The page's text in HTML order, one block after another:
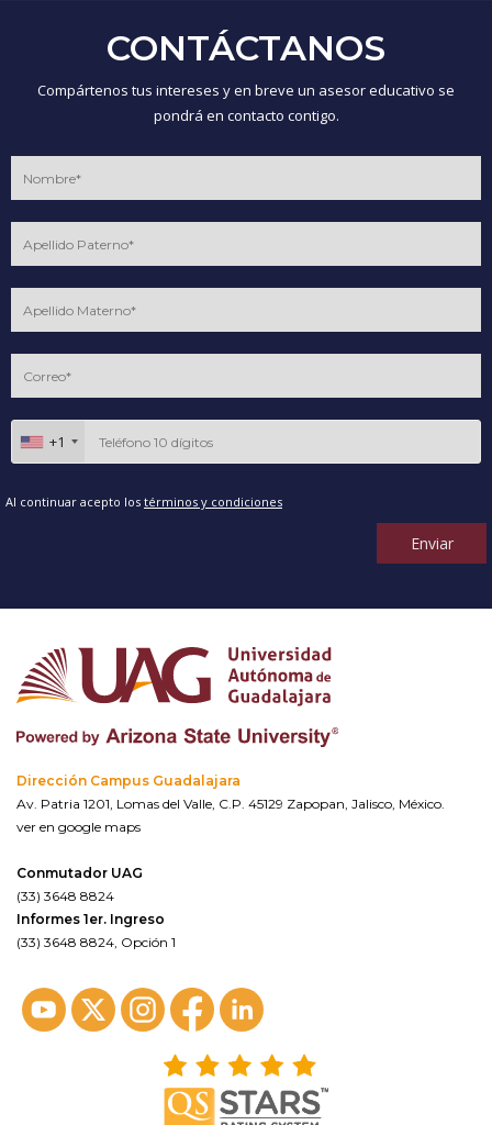
CONTÁCTANOS
Compártenos tus intereses y en breve un asesor educativo se
pondrá en contacto contigo.
+1
Al continuar acepto los términos y condiciones
Enviar
Dirección Campus Guadalajara
Av. Patria 1201, Lomas del Valle, C.P. 45129 Zapopan, Jalisco, México.
ver en google maps
Conmutador UAG
(33) 3648 8824
Informes 1er. Ingreso
(33) 3648 8824, Opción 1